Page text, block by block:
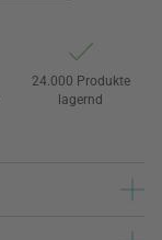
24.000 Produkte
lagernd